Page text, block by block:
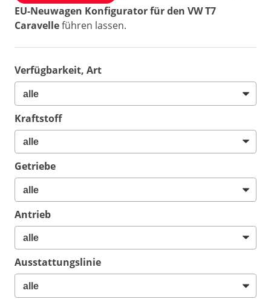
EU-Neuwagen Konfigurator für den VW T7
Caravelleführen lassen.
Verfügbarkeit, Art
Kraftstoff
Getriebe
Antrieb
Ausstattungslinie